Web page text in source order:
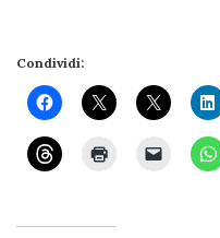
Condividi: